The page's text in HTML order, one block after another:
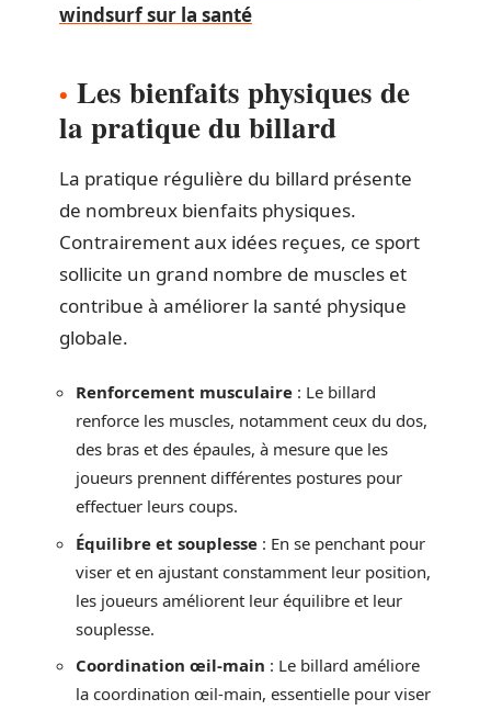
windsurf sur la santé
Les bienfaits physiques de
la pratique du billard
La pratique régulière du billard présente
de nombreux bienfaits physiques.
Contrairement aux idées reçues, ce sport
sollicite un grand nombre de muscles et
contribue à améliorer la santé physique
globale.
Renforcement musculaire : Le billard
renforce les muscles, notamment ceux du dos,
des bras et des épaules, à mesure que les
joueurs prennent différentes postures pour
effectuer leurs coups.
Équilibre et souplesse : En se penchant pour
viser et en ajustant constamment leur position,
les joueurs améliorent leur équilibre et leur
souplesse.
Coordination œil-main : Le billard améliore
la coordination œil-main, essentielle pour viser